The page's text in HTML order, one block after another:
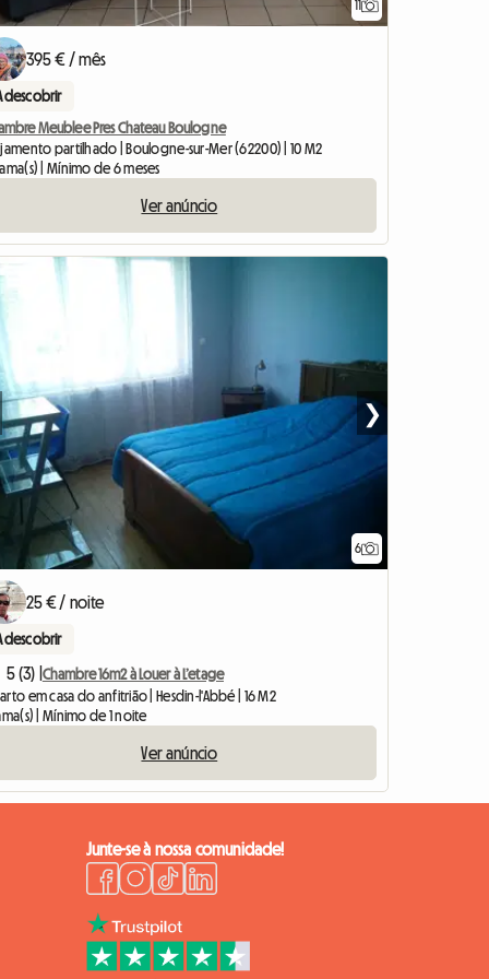
11
395 € / mês
descobrir
Meublee Pres Chateau Boulogne
partilhado | Boulogne-sur-Mer (62200) | 10 M2
| Mínimo de 6 meses
Ver anúncio
6
❯
25 € / noite
descobrir
5 (3) | Chambre 16m2 à Louer à L’etage
em casa do anfitrião | Hesdin-l'Abbé | 16 M2
| Mínimo de 1 noite
Ver anúncio
Junte-se à nossa comunidade!